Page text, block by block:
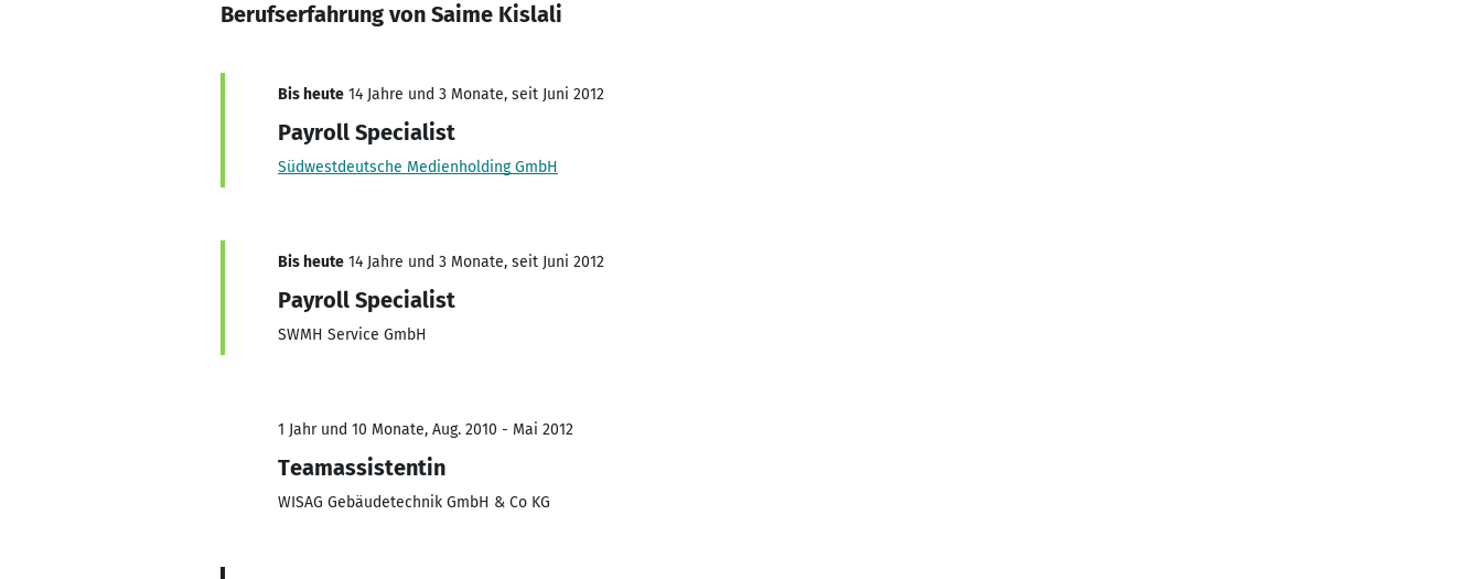
Berufserfahrung von Saime Kislali
Bis heute 14 Jahre und 3 Monate, seit Juni 2012
Payroll Specialist
Südwestdeutsche Medienholding GmbH
Bis heute 14 Jahre und 3 Monate, seit Juni 2012
Payroll Specialist
SWMH Service GmbH
1 Jahr und 10 Monate, Aug. 2010 - Mai 2012
Teamassistentin
WISAG Gebäudetechnik GmbH & Co KG